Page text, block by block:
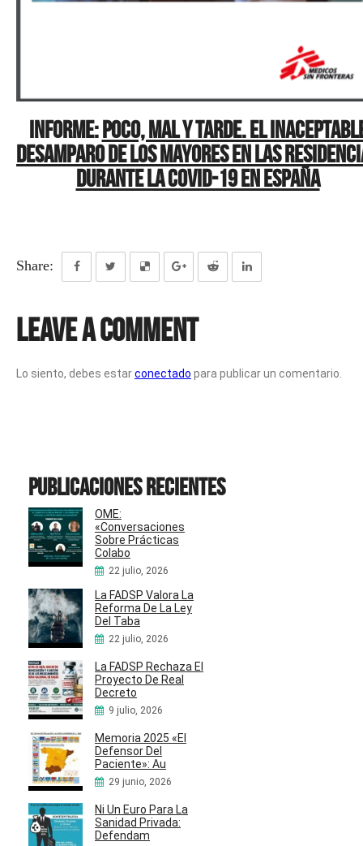
INFORME:Poco, mal y tarde. El
desamparo de los mayores en las
durante la COVID-19 en España
Share:
Leave a Comment
Lo siento, debes estarconectado para publicar un comentario.
Publicaciones recientes
OME:
«Conversaciones
Sobre Prácticas
Colabo
22 julio, 2026
La FADSP Valora La
Reforma De La Ley
Del Taba
22 julio, 2026
La FADSP Rechaza El
Proyecto De Real
Decreto
9 julio, 2026
Memoria 2025 «El
Defensor Del
Paciente»: Au
29 junio, 2026
Ni Un Euro Para La
Sanidad Privada:
Defendam